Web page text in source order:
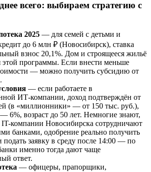
всего: выбираем стратегию с
2025 — для семей с детьми и
до 6 млн ₽ (Новосибирск), ставка
взнос 20,1%. Дом и строящееся жильё
этой программы. Если внести меньше
— можно получить субсидию от
— если работаете в
ИТ-компании, доход подтверждён от
(в «миллионники» — от 150 тыс. руб.),
6%, возраст до 50 лет. Немногие знают,
компании Новосибирска сотрудничают
банками, одобрение реально получить
подать заявку в среду после 14:00 — по
именно тогда дают чаще
ответ.
— офицеры, прапорщики,